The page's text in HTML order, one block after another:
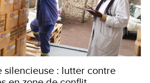
silencieuse : lutter contre